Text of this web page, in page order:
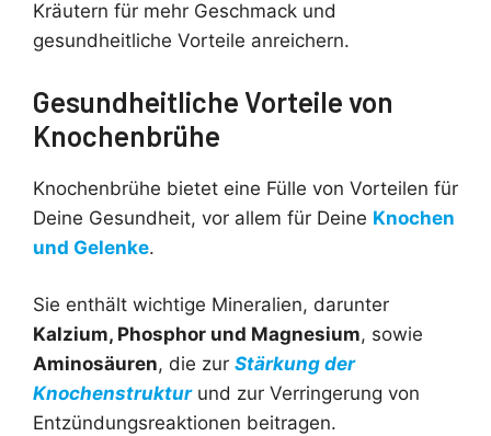
Kräutern für mehr Geschmack und
gesundheitliche Vorteile anreichern.
Gesundheitliche Vorteile von
Knochenbrühe
Knochenbrühe bietet eine Fülle von Vorteilen für
Deine Gesundheit, vor allem für Deine Knochen
und Gelenke.
Sie enthält wichtige Mineralien, darunter
Kalzium, Phosphor und Magnesium, sowie
Aminosäuren, die zur Stärkung der
Knochenstrukturund zur Verringerung von
Entzündungsreaktionen beitragen.